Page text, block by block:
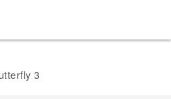
3‎